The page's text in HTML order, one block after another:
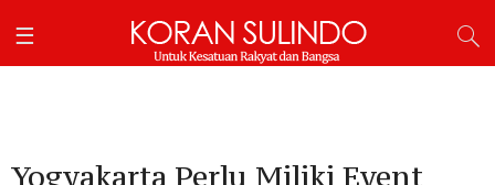
Yogyakarta Perlu Miliki Event